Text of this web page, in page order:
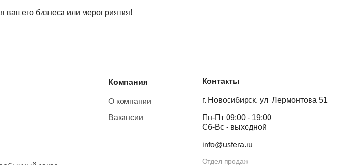
качество нашей продукции.
вашего бизнеса или мероприятия!
Компания
О компании
Вакансии
Контакты
г. Новосибирск, ул. Лермонтова 51
Пн-Пт 09:00 - 19:00
Сб-Вс - выходной
info@usfera.ru
Отдел продаж